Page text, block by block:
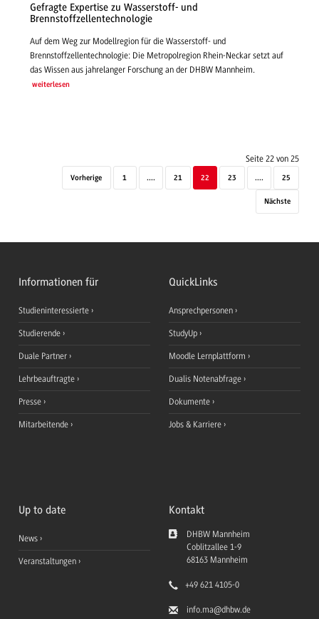
Gefragte Expertise zu Wasserstoff- und
Brennstoffzellentechnologie
Auf dem Weg zur Modellregion für die Wasserstoff- und
Brennstoffzellentechnologie: Die Metropolregion Rhein-Neckar setzt auf
das Wissen aus jahrelanger Forschung an der DHBW Mannheim.
weiterlesen
Seite 22 von 25
Vorherige 1 .... 21 22 23 .... 25
Nächste
Informationen für
Studieninteressierte
Studierende
Duale Partner
Lehrbeauftragte
Presse
Mitarbeitende
QuickLinks
Ansprechpersonen
StudyUp
Moodle Lernplattform
Dualis Notenabfrage
Dokumente
Jobs & Karriere
Up to date
News
Veranstaltungen
Kontakt
DHBW Mannheim
Coblitzallee 1-9
68163 Mannheim
+49 621 4105-0
info.ma@dhbw.de